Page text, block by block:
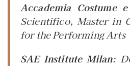
Accademia Costume
Scientifico, Master in
for the Performing Arts
SAE Institute Milan: